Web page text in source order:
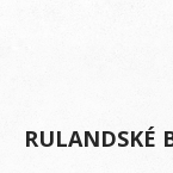
RULANDSKÉ